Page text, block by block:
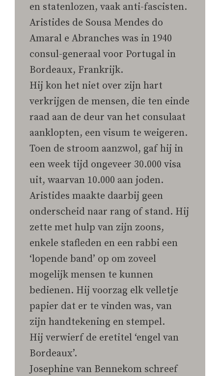
en statenlozen, vaak anti-fascisten.
Aristides de Sousa Mendes do
Amaral e Abranches was in 1940
consul-generaal voor Portugal in
Bordeaux, Frankrijk.
Hij kon het niet over zijn hart
verkrijgen de mensen, die ten einde
raad aan de deur van het consulaat
aanklopten, een visum te weigeren.
Toen de stroom aanzwol, gaf hij in
een week tijd ongeveer 30.000 visa
uit, waarvan 10.000 aan joden.
Aristides maakte daarbij geen
onderscheid naar rang of stand. Hij
zette met hulp van zijn zoons,
enkele stafleden en een rabbi een
‘lopende band’ op om zoveel
mogelijk mensen te kunnen
bedienen. Hij voorzag elk velletje
papier dat er te vinden was, van
zijn handtekening en stempel.
Hij verwierf de eretitel ‘engel van
Bordeaux’.
Josephine van Bennekom schreef